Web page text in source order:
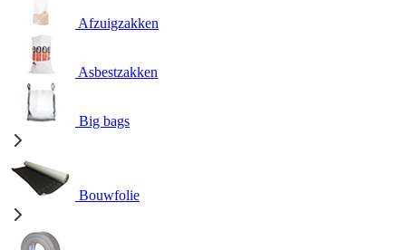
Afzuigzakken
Asbestzakken
Big bags
Bouwfolie